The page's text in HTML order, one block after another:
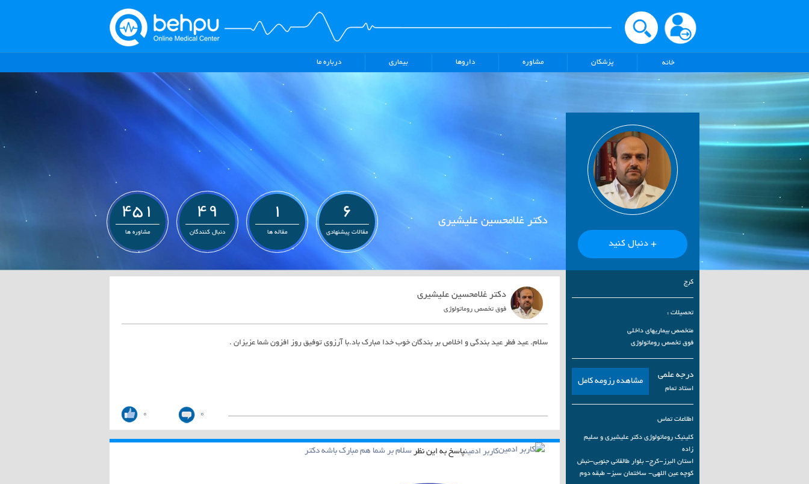
خانه پزشکان مشاوره داروها بیماری درباره ما
+ دنبال کنید
دکتر غلامحسین علیشیری
6
مقالات پیشنهادی
1
مقاله ها
49
دنبال کنندگان
451
مشاوره ها
کرج
تحصیلات :
متخصص بیماریهای داخلی
فوق تخصص روماتولوژی
درجه علمی
استاد تمام
مشاهده رزومه کامل
اطلاعات تماس
کلینیک روماتولوژی دکتر علیشیری و سلیم
زاده
استان البرز-کرج- بلوار طالقانی جنوبی-نبش
کوچه عین اللهی- ساختمان سبز- طبقه دوم
دکتر غلامحسین علیشیری
فوق تخصص روماتولوژی
سلام. عید فطر عید بندگی و اخلاص بر بندگان خوب خدا مبارک باد.با آرزوی توفیق روز افزون شما عزیزان .
0 0
کاربر ادمینپاسخ به این نظر سلام بر شما هم مبارک باشه دکتر